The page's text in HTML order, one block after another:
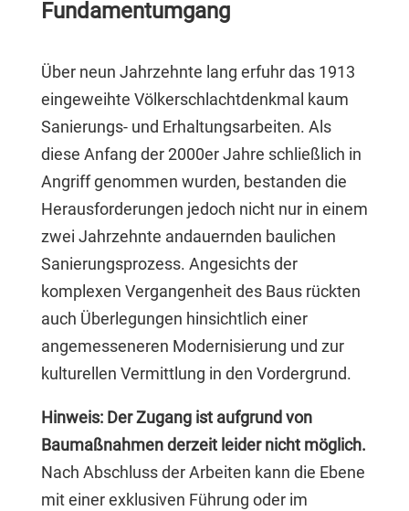
Fundamentumgang
Über neun Jahrzehnte lang erfuhr das 1913
eingeweihte Völkerschlachtdenkmal kaum
Sanierungs- und Erhaltungsarbeiten. Als
diese Anfang der 2000er Jahre schließlich in
Angriff genommen wurden, bestanden die
Herausforderungen jedoch nicht nur in einem
zwei Jahrzehnte andauernden baulichen
Sanierungsprozess. Angesichts der
komplexen Vergangenheit des Baus rückten
auch Überlegungen hinsichtlich einer
angemesseneren Modernisierung und zur
kulturellen Vermittlung in den Vordergrund.
Hinweis: Der Zugang ist aufgrund von
Baumaßnahmen derzeit leider nicht möglich.
Nach Abschluss der Arbeiten kann die Ebene
mit einer exklusiven Führung oder im